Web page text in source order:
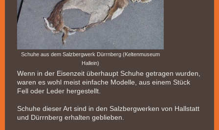
Schuhe aus dem Salzbergwerk Dürrnberg (Keltenmuseum
Hallein)
Wenn in der Eisenzeit überhaupt Schuhe getragen wurden,
waren es wohl meist einfache Modelle, aus einem Stück
Fell oder Leder hergestellt.
Schuhe dieser Art sind in den Salzbergwerken von Hallstatt
und Dürrnberg erhalten geblieben.